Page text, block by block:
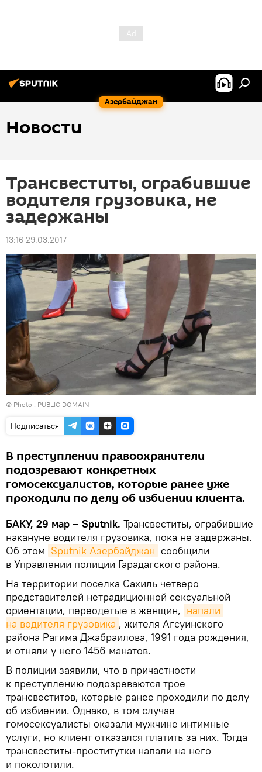
Азербайджан
Новости
Трансвеститы, ограбившие
водителя грузовика, не
задержаны
13:16 29.03.2017
© Photo : PUBLIC DOMAIN
Подписаться
В преступлении правоохранители
подозревают конкретных
гомосексуалистов, которые ранее уже
проходили по делу об избиении клиента.
БАКУ, 29 мар – Sputnik. Трансвеститы, ограбившие
накануне водителя грузовика, пока не задержаны.
Об этом Sputnik Азербайджан сообщили
в Управлении полиции Гарадагского района.
На территории поселка Сахиль четверо
представителей нетрадиционной сексуальной
ориентации, переодетые в женщин, напали
на водителя грузовика , жителя Агсуинского
района Рагима Джабраилова, 1991 года рождения,
и отняли у него 1456 манатов.
В полиции заявили, что в причастности
к преступлению подозреваются трое
трансвеститов, которые ранее проходили по делу
об избиении. Однако, в том случае
гомосексуалисты оказали мужчине интимные
услуги, но клиент отказался платить за них. Тогда
трансвеститы-проститутки напали на него
и поколотили.